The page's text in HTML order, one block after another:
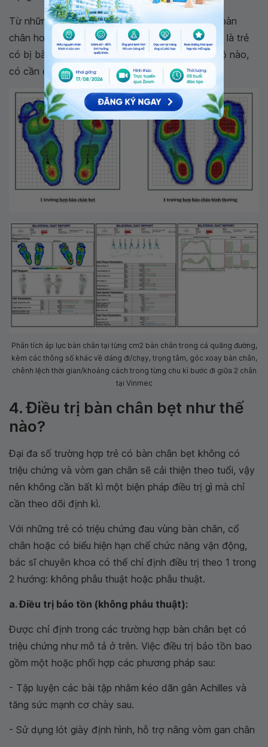
Từ những thông tin trên (có thể gồm đo áp lực bàn
chân hoặc không), các bác sĩ mới kết luận được là trẻ
có bị bàn chân bẹt hay không, nếu bị thì mức độ nào,
có cần can thiệp hay không, biện pháp là gì.
Phân tích áp lực bàn chân tại từng cm2 bàn chân trong cả quãng đường,
kèm các thông số khác về dáng đi/chạy, trọng tâm, góc xoay bàn chân,
chênh lệch thời gian/khoảng cách trong từng chu kì bước đi giữa 2 chân
tại Vinmec
4. Điều trị bàn chân bẹt như thế
nào?
Đại đa số trường hợp trẻ có bàn chân bẹt không có
triệu chứng và vòm gan chân sẽ cải thiện theo tuổi, vậy
nên không cần bất kì một biện pháp điều trị gì mà chỉ
cần theo dõi định kì.
Với những trẻ có triệu chứng đau vùng bàn chân, cổ
chân hoặc có biểu hiện hạn chế chức năng vận động,
bác sĩ chuyên khoa có thể chỉ định điều trị theo 1 trong
2 hướng: không phẫu thuật hoặc phẫu thuật.
a. Điều trị bảo tồn (không phẫu thuật):
Được chỉ định trong các trường hợp bàn chân bẹt có
triệu chứng như mô tả ở trên. Việc điều trị bảo tồn bao
gồm một hoặc phối hợp các phương pháp sau:
- Tập luyện các bài tập nhằm kéo dãn gân Achilles và
tăng sức mạnh cơ chày sau.
- Sử dụng lót giày định hình, hỗ trợ nâng vòm gan chân